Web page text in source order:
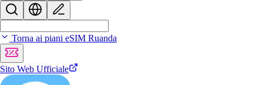
Torna ai piani eSIM Ruanda
Sito Web Ufficiale